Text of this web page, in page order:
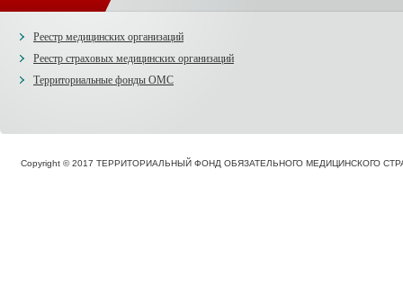
Реестр медицинских организаций
Реестр страховых медицинских организаций
Территориальные фонды ОМС
Copyright © 2017 ТЕРРИТОРИАЛЬНЫЙ ФОНД ОБЯЗАТЕЛЬНОГО МЕДИЦИНСКОГО